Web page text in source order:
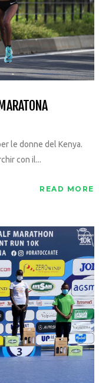
le donne del Kenya.
con il...
READ MORE